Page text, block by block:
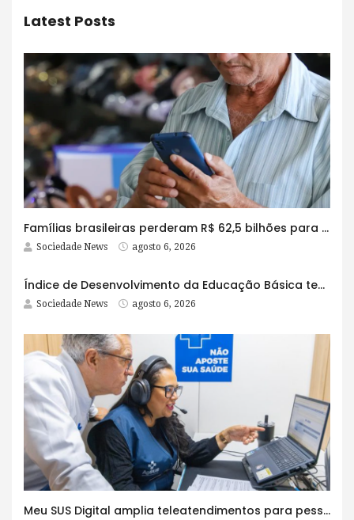
Latest Posts
Famílias brasileiras perderam R$ 62,5 bilhões para bets em 2025
Sociedade News agosto 6, 2026
Índice de Desenvolvimento da Educação Básica tem elevação em todas as etapas
Sociedade News agosto 6, 2026
Meu SUS Digital amplia teleatendimentos para pessoas com problemas com jogos e apostas